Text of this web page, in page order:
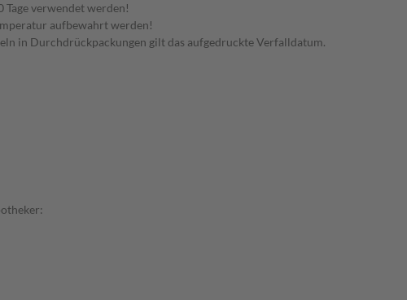
verwendet werden!
aufbewahrt werden!
in Durchdrückpackungen gilt das aufgedruckte Verfalldatum.